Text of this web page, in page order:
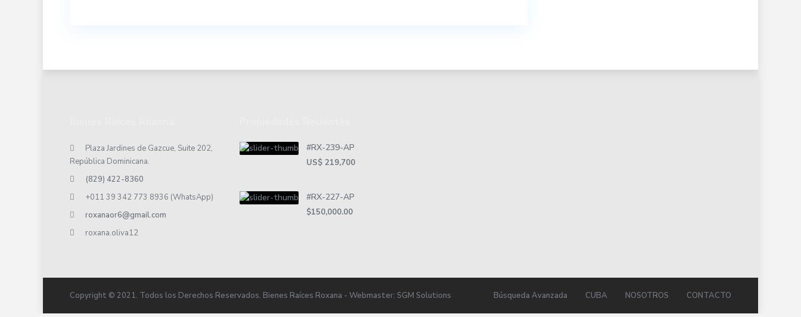
Plaza Jardines de Gazcue, Suite 202,
República Dominicana.
(829) 422-8360
+011 39 342 773 8936 (WhatsApp)
roxanaor6@gmail.com
roxana.oliva12
#RX-239-AP
US$ 219,700
#RX-227-AP
$150,000.00
Copyright © 2021. Todos los Derechos Reservados. Bienes Raíces Roxana - Webmaster: SGM Solutions Búsqueda Avanzada CUBA NOSOTROS CONTACTO